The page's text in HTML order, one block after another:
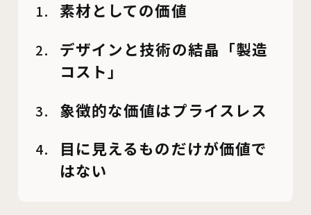
素材としての価値
デザインと技術の結晶「製造
コスト」
象徴的な価値はプライスレス
目に見えるものだけが価値で
はない